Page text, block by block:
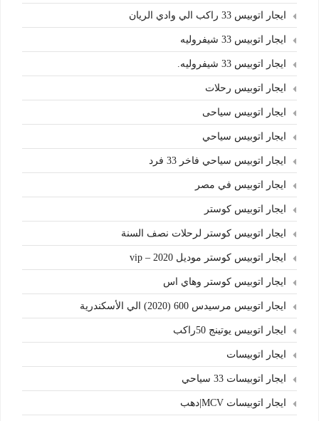
ايجار اتوبيس 33 راكب الي وادي الريان
ايجار اتوبيس 33 شيفروليه
ايجار اتوبيس 33 شيفروليه.
ايجار اتوبيس رحلات
ايجار اتوبيس سياحى
ايجار اتوبيس سياحي
ايجار اتوبيس سياحي فاخر 33 فرد
ايجار اتوبيس في مصر
ايجار اتوبيس كوستر
ايجار اتوبيس كوستر لرحلات نصف السنة
ايجار اتوبيس كوستر موديل 2020 – vip
ايجار اتوبيس كوستر وهاي اس
ايجار اتوبيس مرسيدس 600 (2020) الي الأسكندرية
ايجار اتوبيس يوتينج 50راكب
ايجار اتوبيسات
ايجار اتوبيسات 33 سياحي
ايجار اتوبيسات MCV|دهب